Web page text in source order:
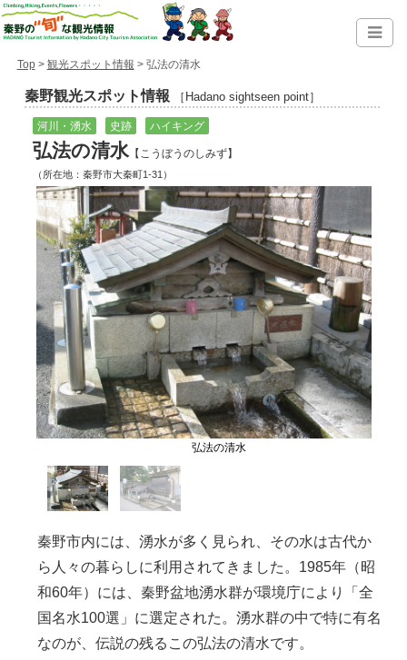
Top> 観光スポット情報 > 弘法の清水
秦野観光スポット情報 ［Hadano sightseen point］
河川・湧水 史跡 ハイキング
弘法の清水【こうぼうのしみず】
（所在地：秦野市大秦町1-31）
弘法の清水
秦野市内には、湧水が多く見られ、その水は古代か
ら人々の暮らしに利用されてきました。1985年（昭
和60年）には、秦野盆地湧水群が環境庁により「全
国名水100選」に選定された。湧水群の中で特に有名
なのが、伝説の残るこの弘法の清水です。